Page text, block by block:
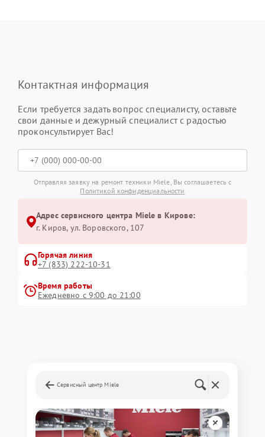
Контактная информация
Если требуется задать вопрос специалисту, оставьте
свои данные и дежурный специалист с радостью
проконсультирует Вас!
Отправляя заявку на ремонт техники Miele, Вы соглашаетесь с
Политикой конфиденциальности
Адрес сервисного центра Miele в Кирове:
г. Киров, ул. Воровского, 107
Горячая линия
+7 (833) 222-10-31
Время работы
Ежедневно с 9:00 до 21:00
Сервисный центр Miele